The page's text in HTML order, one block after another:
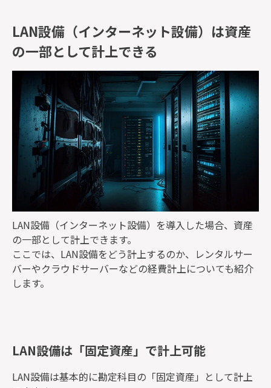
LAN設備（インターネット設備）は資産
の一部として計上できる
LAN設備（インターネット設備）を導入した場合、資産
の一部として計上できます。
ここでは、LAN設備をどう計上するのか、レンタルサー
バーやクラウドサーバーなどの経費計上についても紹介
します。
LAN設備は「固定資産」で計上可能
LAN設備は基本的に勘定科目の「固定資産」として計上